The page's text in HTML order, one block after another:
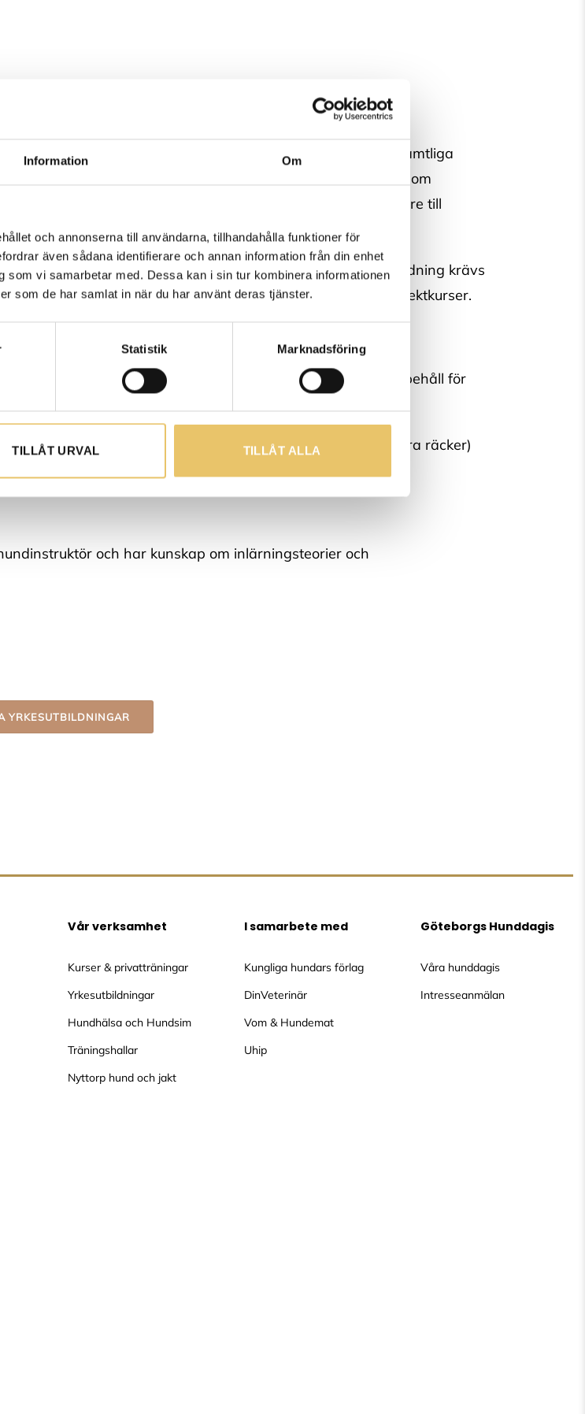
Information Om
och annonserna till användarna, tillhandahålla funktioner för
även sådana identifierare och annan information från din enhet
som vi samarbetar med. Dessa kan i sin tur kombinera informationen
som de har samlat in när du har använt deras tjänster.
Statistik Marknadsföring
TILLÅT URVAL TILLÅT ALLA
textdokument samt inspelade föreläsningar igenom samtliga
lämnar löpande in skriftliga uppgifter samt egna filmklipp som
måste vara klara för att eleven skall kunna gå vidare till
samtliga klasser. Eftersom det är en distansutbildning krävs
avslutas med redovisning av projekthundar samt projektkurser.
den. Utbildningen följer det allmänna läsåret med uppehåll för
krävs. Tillgång till filmkamera (mobilkamera räcker)
och har kunskap om inlärningsteorier och
YRKESUTBILDNINGAR
Vår verksamhet
Kurser & privatträningar
Yrkesutbildningar
Hundhälsa och Hundsim
Träningshallar
Nyttorp hund och jakt
I samarbete med
Kungliga hundars förlag
DinVeterinär
Vom & Hundemat
Uhip
Göteborgs Hunddagis
Våra hunddagis
Intresseanmälan